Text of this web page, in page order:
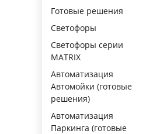
Готовые решения
Светофоры
Светофоры серии
MATRIX
Автоматизация
Автомойки (готовые
решения)
Автоматизация
Паркинга (готовые